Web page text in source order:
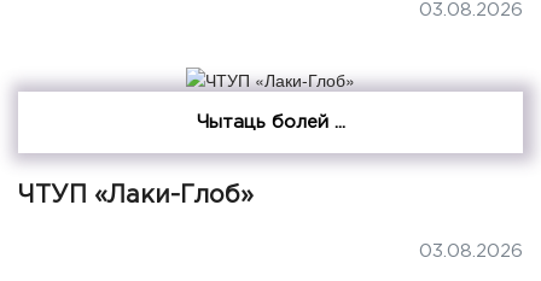
03.08.2026
Чытаць болей ...
ЧТУП «Лаки-Глоб»
03.08.2026